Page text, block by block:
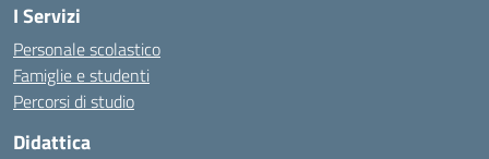
I Servizi
Personale scolastico
Famiglie e studenti
Percorsi di studio
Didattica